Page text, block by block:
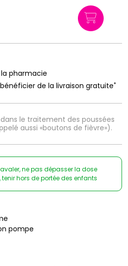
le traitement des poussées
aussi «boutons de fièvre»).
pharmacie
de la livraison gratuite*
ne pas dépasser la dose
hors de portée des enfants
pompe